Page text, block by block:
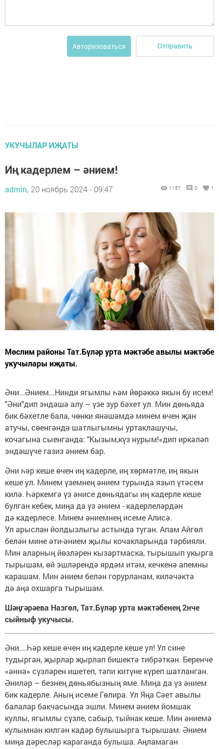
Авторизоваться Отправить
УКУЧЫЛАР ИҖАТЫ
Иң кадерлем – әнием!
admin, 20 ноябрь 2024 - 09:47 1157 0 1
Мөслим районы Тат.Бүләр урта мәктәбе авылы мәктәбе
укучылары иҗаты.
Әни...Әнием...Нинди ягымлы һәм йөрәккә якын бу исем!
"Әни"дип эндәшә алу – үзе зур бәхет ул. Мин дөньяда
бик бәхетле бала, чөнки янәшәмдә минем өчен җан
атучы, сөенгәндә шатлыгымны уртаклашучы,
кочагына сыенганда: "Кызым,күз нурым!«дип иркәләп
эндәшүче газиз әнием бар.
Әни һәр кеше өчен иң кадерле, иң хөрмәтле, иң якын
кеше ул. Минем үземнең әнием турында язып үтәсем
килә. Һәркемгә үз әнисе дөньядагы иң кадерле кеше
булган кебек, миңа да үз әнием - кадерлеләрдән
дә кадерлесе. Минем әниемнең исеме Алисә.
Ул арыслан йолдызлыгы астында туган. Апам Айгөл
белән мине әти-әнием җылы кочакларында тәрбияли.
Мин аларның йөзләрен кызартмаска, тырышып укырга
тырышам, өй эшләрендә ярдәм итәм, кечкенә апемны
карашам. Мин әнием белән горурланам, киләчәктә
дә аңа охшарга тырышам.
Шәңгәрәева Назгөл, Тат.Бүләр урта мәктәбенең 2нче
сыйныф укучысы.
Әни....Һәр кеше өчен иң кадерле кеше ул! Ул сине
тудырган, җырлар җырлап бишектә тибрәткән. Беренче
«әннә» сүзләрен ишетеп, тәпи китүне күреп шатланган.
Әниләр – безнең дөньябызның яме. Миңа да үз әнием
бик кадерле. Аның исеме Гөлира. Ул Яңа Сәет авылы
балалар бакчасында эшли. Минем әнием йомшак
куллы, ягымлы сүзле, сабыр, тыйнак кеше. Мин әниемә
кулымнан килгән кадәр булышырга тырышам. Әнием
миңа дәресләр караганда булыша. Аңламаган